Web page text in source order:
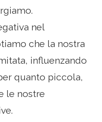
nel
che la nostra
influenzando
quanto piccola,
le nostre